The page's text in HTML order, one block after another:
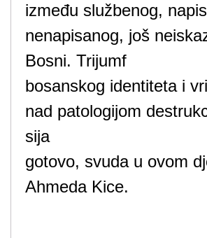
između službenog,
nenapisanog, još
Bosni. Trijumf
bosanskog identiteta i
nad patologijom
sija
gotovo, svuda u ovom
Ahmeda Kice.